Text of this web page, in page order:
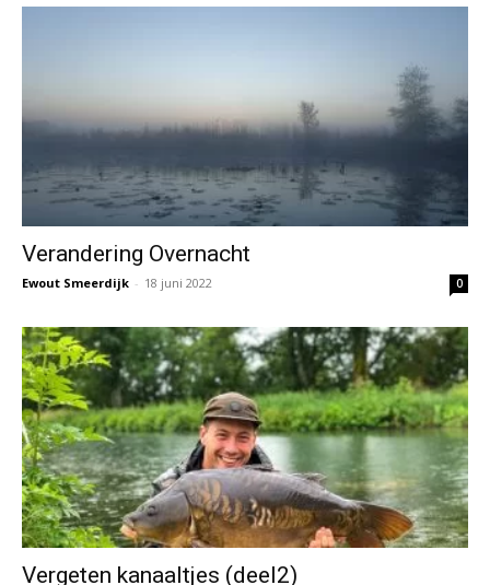
Verandering Overnacht
Ewout Smeerdijk - 18 juni 2022 0
Vergeten kanaaltjes (deel2)